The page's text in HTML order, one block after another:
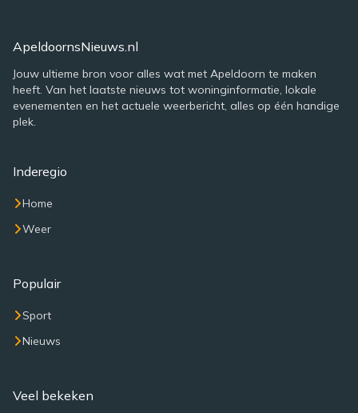
ApeldoornsNieuws.nl
Jouw ultieme bron voor alles wat met Apeldoorn te maken
heeft. Van het laatste nieuws tot woninginformatie, lokale
evenementen en het actuele weerbericht, alles op één handige
plek.
Inderegio
Home
Weer
Populair
Sport
Nieuws
Veel bekeken